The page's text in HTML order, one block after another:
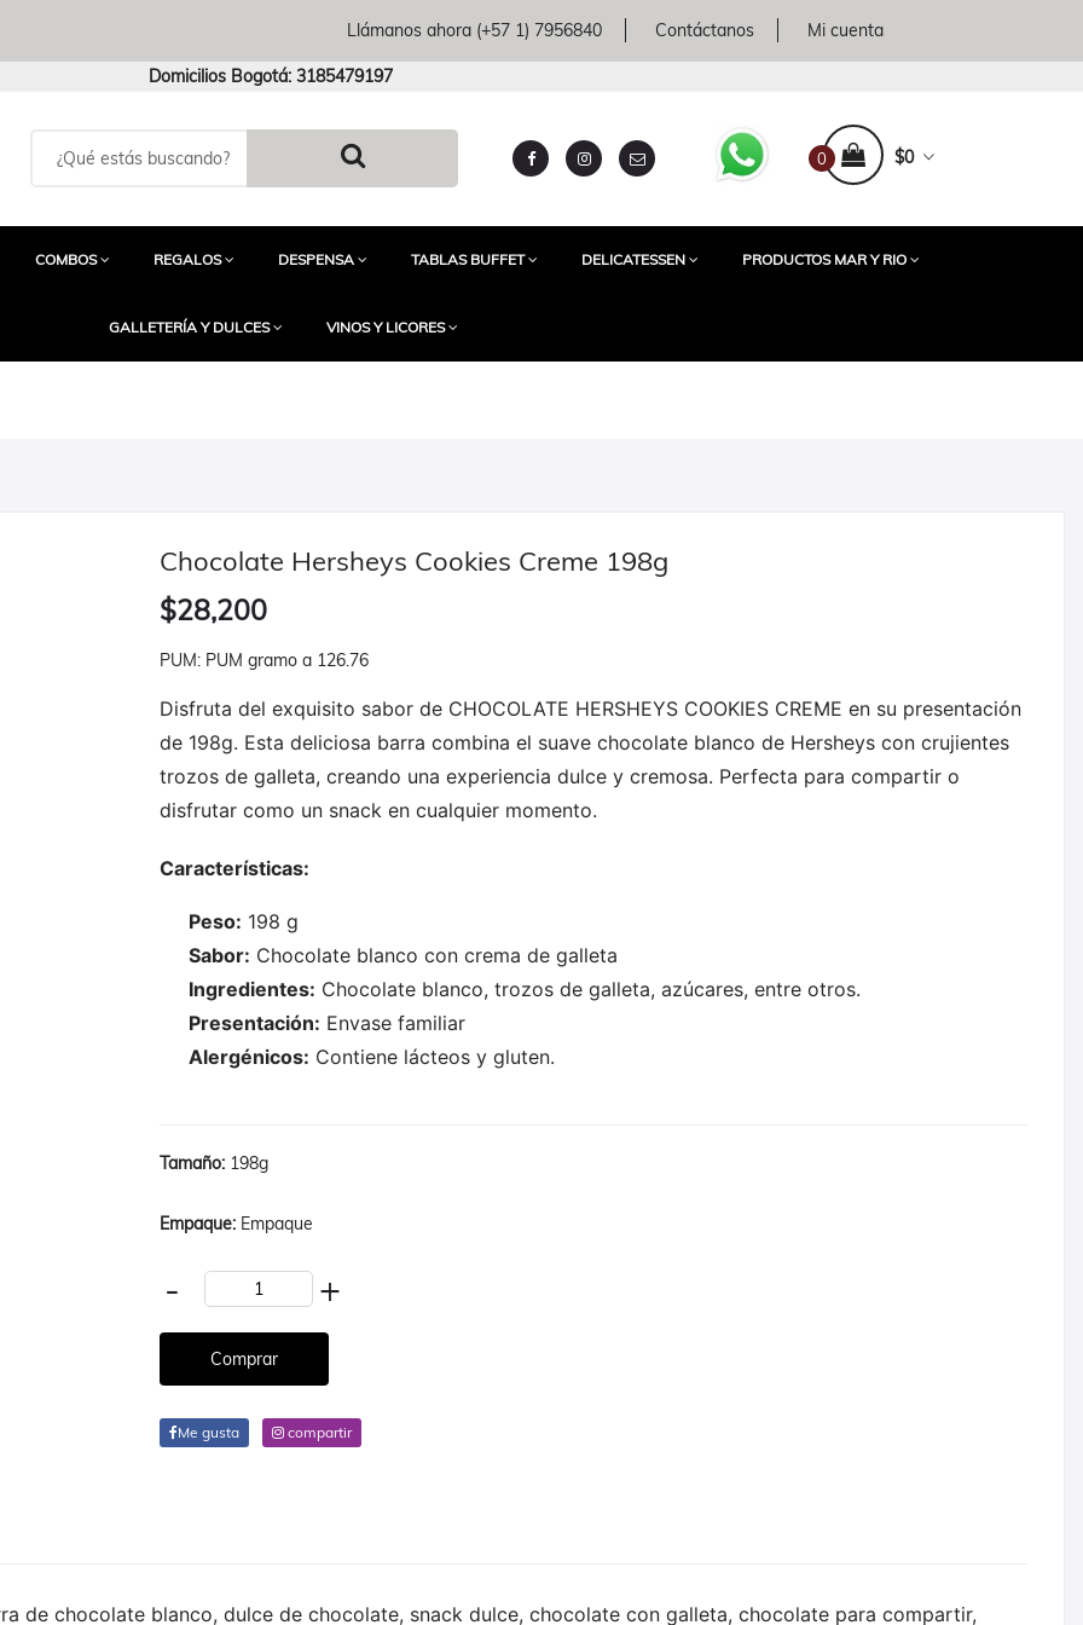
Llámanos ahora (+57 1) 7956840 Contáctanos Mi cuenta
Domicilios Bogotá: 3185479197
$0
0
COMBOS REGALOS DESPENSA TABLAS BUFFET DELICATESSEN PRODUCTOS MAR Y RIO
GALLETERÍA Y DULCES VINOS Y LICORES
Chocolate Hersheys Cookies Creme 198g
$28,200
PUM: PUM gramo a 126.76
Disfruta del exquisito sabor de CHOCOLATE HERSHEYS COOKIES CREME en su presentación
de 198g. Esta deliciosa barra combina el suave chocolate blanco de Hersheys con crujientes
trozos de galleta, creando una experiencia dulce y cremosa. Perfecta para compartir o
disfrutar como un snack en cualquier momento.
Características:
Peso: 198 g
Sabor: Chocolate blanco con crema de galleta
Ingredientes: Chocolate blanco, trozos de galleta, azúcares, entre otros.
Presentación: Envase familiar
Alergénicos: Contiene lácteos y gluten.
Tamaño: 198g
Empaque: Empaque
- +
Me gusta compartir
de chocolate blanco, dulce de chocolate, snack dulce, chocolate con galleta, chocolate para compartir,